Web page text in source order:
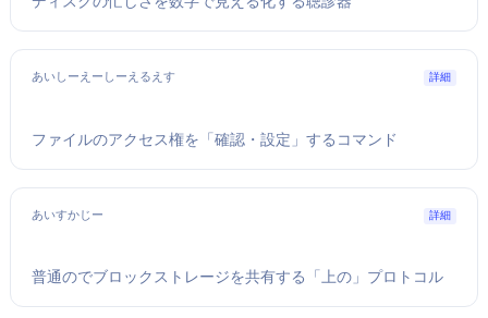
あいしーえーしーえるえす 詳細
Windowsファイルのアクセス権を「確認・設定」するコマンド
あいすかじー 詳細
普通のLANでブロックストレージを共有する「IP上のSCSI」プロトコル